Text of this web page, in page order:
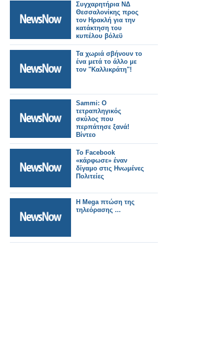
Συγχαρητήρια ΝΔ
Θεσσαλονίκης προς
τον Ηρακλή για την
κατάκτηση του
κυπέλου βόλεϋ
Τα χωριά σβήνουν το
ένα μετά το άλλο με
τον "Καλλικράτη"!
Sammi: Ο
τετραπληγικός
σκύλος που
περπάτησε ξανά!
Βίντεο
Το Facebook
«κάρφωσε» έναν
δίγαμο στις Ηνωμένες
Πολιτείες
Η Mega πτώση της
τηλεόρασης ...